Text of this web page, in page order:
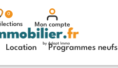
0
Mon compte
Location Programmes neufs